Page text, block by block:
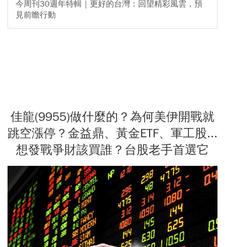
今周刊30週年特輯｜更好的台灣：回望精彩風雲，預
見前瞻行動
佳龍(9955)做什麼的？為何美伊開戰就
跳空漲停？金益鼎、黃金ETF、軍工股...
想發戰爭財該買誰？台股老手首選它